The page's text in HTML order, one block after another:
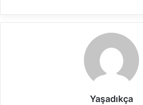
Yaşadıkça